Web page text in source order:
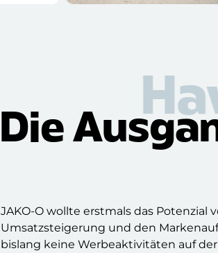
Die
JAKO-O wollte erstmals das Potenzial
Umsatzsteigerung und den
bislang keine Werbeaktivitäten auf